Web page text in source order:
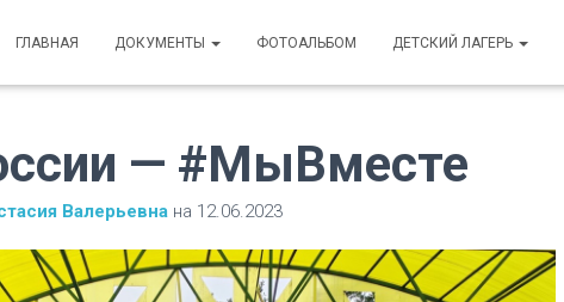
ГЛАВНАЯ ДОКУМЕНТЫ ФОТОАЛЬБОМ ДЕТСКИЙ ЛАГЕРЬ
— #МыВместе
Валерьевнана 12.06.2023